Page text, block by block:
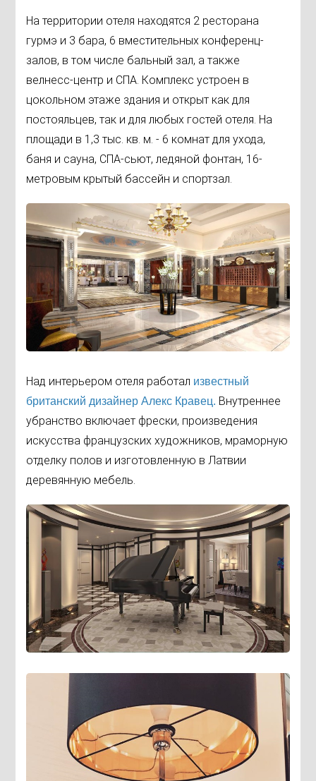
На территории отеля находятся 2 ресторана
гурмэ и 3 бара, 6 вместительных конференц-
залов, в том числе бальный зал, а также
велнесс-центр и СПА. Комплекс устроен в
цокольном этаже здания и открыт как для
постояльцев, так и для любых гостей отеля. На
площади в 1,3 тыс. кв. м. - 6 комнат для ухода,
баня и сауна, СПА-сьют, ледяной фонтан, 16-
метровым крытый бассейн и спортзал.
Над интерьером отеля работал известный
британский дизайнер Алекс Кравец. Внутреннее
убранство включает фрески, произведения
искусства французских художников, мраморную
отделку полов и изготовленную в Латвии
деревянную мебель.